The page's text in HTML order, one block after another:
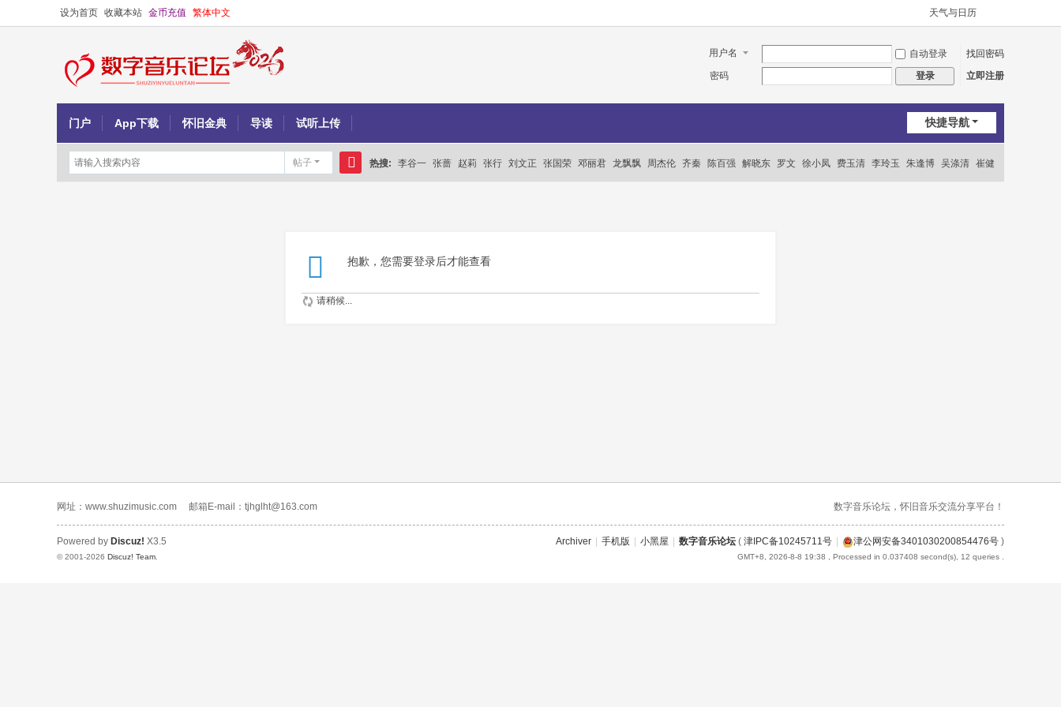
设为首页 收藏本站 金币充值 繁体中文 天气与日历
用户名 自动登录
找回密码
密码
登录 立即注册
快捷导航
门户 App下载 怀旧金典 导读 试听上传
帖子
搜
热搜: 李谷一 张蔷 赵莉 张行 刘文正 张国荣 邓丽君 龙飘飘 周杰伦 齐秦 陈百强 解晓东 罗文 徐小凤 费玉清 李玲玉 朱逢博 吴涤清 崔健
抱歉，您需要登录后才能查看
请稍候...
网址：www.shuzimusic.com 邮箱E-mail：tjhglht@163.com 数字音乐论坛，怀旧音乐交流分享平台！
Archiver 手机版 小黑屋 数字音乐论坛 ( 津IPC备10245711号 津公网安备3401030200854476号 )
GMT+8, 2026-8-8 19:38 , Processed in 0.037408 second(s), 12 queries .
Powered by Discuz! X3.5
© 2001-2026 Discuz! Team